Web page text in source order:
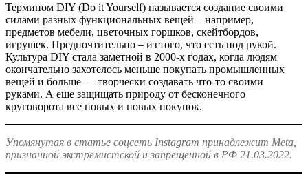
Термином DIY (Do it Yourself) называется создание своими
силами разных функциональных вещей – например,
предметов мебели, цветочных горшков, скейтбордов,
игрушек. Предпочтительно – из того, что есть под рукой.
Культура DIY стала заметной в 2000-х годах, когда людям
окончательно захотелось меньше покупать промышленных
вещей и больше — творчески создавать что-то своими
руками. А еще защищать природу от бесконечного
круговорота все новых и новых покупок.
Упомянутая в статье соцсеть Instagram принадлежит Meta,
признанной экстремистской и запрещенной в РФ 21.03.2022.